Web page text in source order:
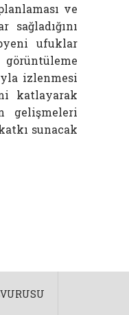
ve
ufuklar
izlenmesi
katlayarak
gelişmeleri
sunacak